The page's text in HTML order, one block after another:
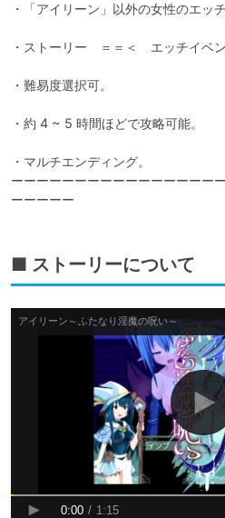
・「アイリーン」以外の女性のエッ
・ストーリー　＝＝＜　エッチイベ
・難易度選択可。
・約 4 ~ 5 時間ほどで攻略可能。
・マルチエンディング。
ーーーーーーーーーーーーーーーー
ーーーーー
■ ストーリーについて